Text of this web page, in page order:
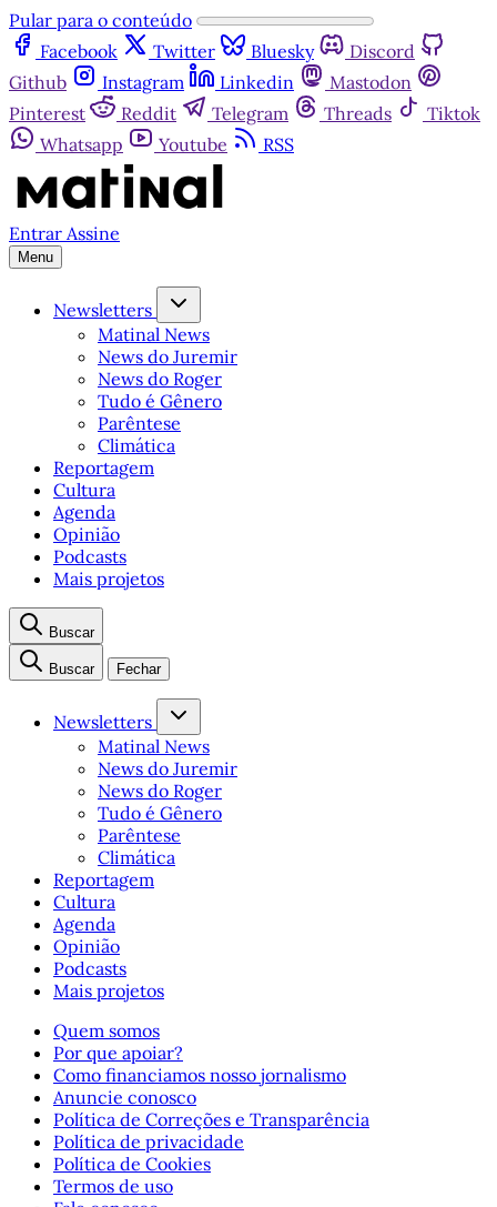
Pular para o conteúdo
Facebook
Twitter Bluesky
Discord
Github
Instagram Linkedin
Mastodon
Pinterest
Reddit Telegram Threads
Tiktok
Whatsapp
Youtube RSS
Entrar Assine
Menu
Newsletters
Matinal News
News do Juremir
News do Roger
Tudo é Gênero
Parêntese
Climática
Reportagem
Cultura
Agenda
Opinião
Podcasts
Mais projetos
Buscar
Buscar Fechar
Newsletters
Matinal News
News do Juremir
News do Roger
Tudo é Gênero
Parêntese
Climática
Reportagem
Cultura
Agenda
Opinião
Podcasts
Mais projetos
Quem somos
Por que apoiar?
Como financiamos nosso jornalismo
Anuncie conosco
Política de Correções e Transparência
Política de privacidade
Política de Cookies
Termos de uso